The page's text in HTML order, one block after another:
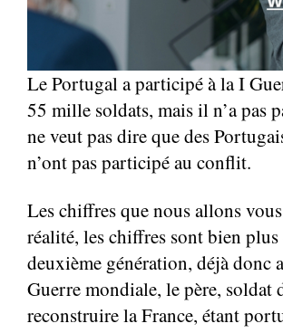
Le Portugal a participé à la I
55 mille soldats, mais il n’a pas
ne veut pas dire que des
n’ont pas participé au conflit.
Les chiffres que nous allons
réalité, les chiffres sont bien
deuxième génération, déjà donc
Guerre mondiale, le père, soldat
reconstruire la France, étant